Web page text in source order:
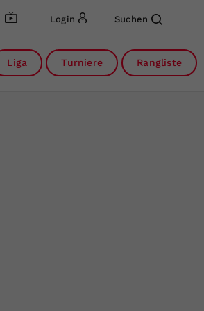
Login Suchen
Liga Turniere Rangliste